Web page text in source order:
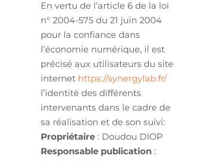
En vertu de l’article 6 de la loi
n° 2004-575 du 21 juin 2004
pour la confiance dans
l’économie numérique, il est
précisé aux utilisateurs du site
internet https://synergylab.fr/
l’identité des différents
intervenants dans le cadre de
sa réalisation et de son suivi:
Propriétaire : Doudou DIOP
Responsable publication :